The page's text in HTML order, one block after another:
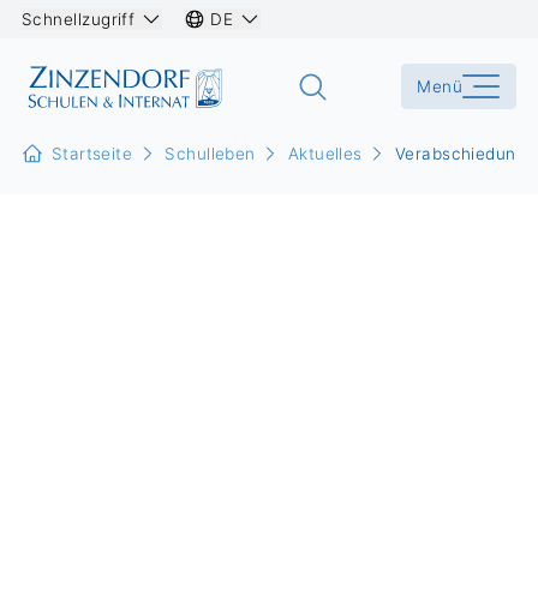
Schnellzugriff DE
Menü
Startseite Schulleben Aktuelles